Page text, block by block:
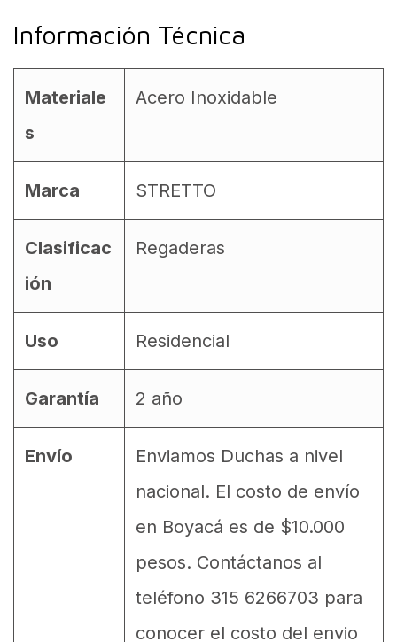
Información Técnica
Materiale
s
Acero Inoxidable
Marca STRETTO
Clasificac
ión
Regaderas
Uso Residencial
Garantía 2 año
Envío
Enviamos Duchas a nivel
nacional. El costo de envío
en Boyacá es de $10.000
pesos. Contáctanos al
teléfono 315 6266703 para
conocer el costo del envio